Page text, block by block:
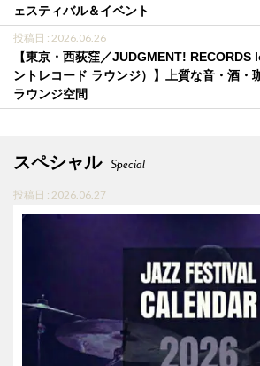
ェスティバル＆イベント
投稿日 : 2026.06.26
【東京・西荻窪／JUDGMENT!
ントレコード ラウンジ）】上質な音・酒・
ラウンジ空間
スペシャル Special
投稿日 : 2026.06.27